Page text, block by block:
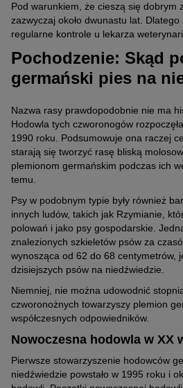
Pod warunkiem, że cieszą się dobrym
zazwyczaj około dwunastu lat.
regularne kontrole u lekarza
Pochodzenie: Skąd
germański pies na
Nazwa rasy prawdopodobnie nie ma
Hodowla tych czworonogów
1990 roku. Podsumowuje ona raczej
starają się tworzyć rasę bliską
plemionom germańskim podczas ich
temu.
Psy w podobnym typie były również
innych ludów, takich jak Rzymianie,
polowań i jako psy gospodarskie.
znalezionych szkieletów psów za
wynosząca od 62 do 68 centymetrów,
dzisiejszych psów na niedźwiedzie.
Niemniej, nie można udowodnić
czworonożnych towarzyszy plemion
współczesnych odpowiedników.
Nowoczesna hodowla w XX
Pierwsze stowarzyszenie hodowców
niedźwiedzie powstało w 1995 roku i